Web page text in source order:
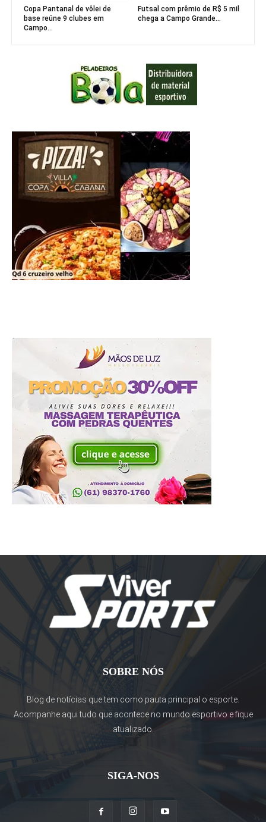
Copa Pantanal de vôlei de
base reúne 9 clubes em
Campo...
Futsal com prêmio de R$ 5 mil
chega a Campo Grande...
SOBRE NÓS
Blog de notícias que tem como pauta principal o esporte.
Acompanhe aqui tudo que acontece no mundo esportivo e fique
atualizado.
SIGA-NOS